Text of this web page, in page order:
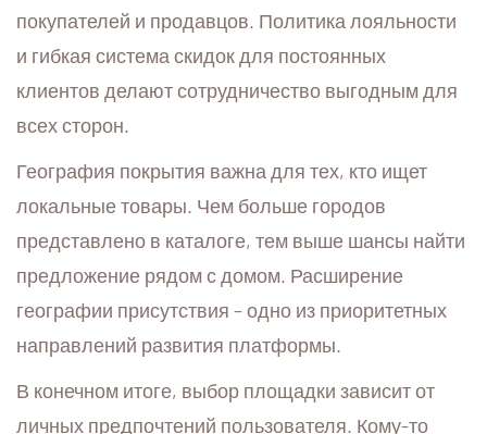
покупателей и продавцов. Политика лояльности
и гибкая система скидок для постоянных
клиентов делают сотрудничество выгодным для
всех сторон.
География покрытия важна для тех, кто ищет
локальные товары. Чем больше городов
представлено в каталоге, тем выше шансы найти
предложение рядом с домом. Расширение
географии присутствия – одно из приоритетных
направлений развития платформы.
В конечном итоге, выбор площадки зависит от
личных предпочтений пользователя. Кому-то